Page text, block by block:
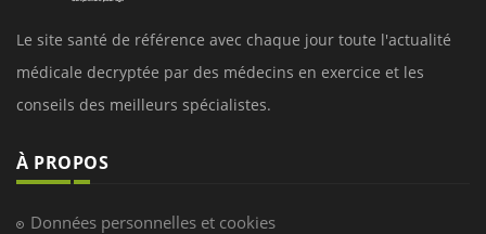
Le site santé de référence avec chaque jour toute l'actualité
médicale decryptée par des médecins en exercice et les
conseils des meilleurs spécialistes.
À PROPOS
Données personnelles et cookies